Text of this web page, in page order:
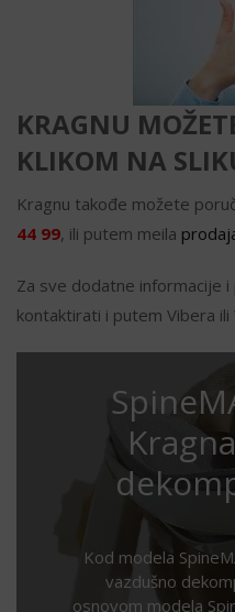
KRAGNU
KLIKOM NA
Kragnu takođe možete
44 99, ili putem meila
Za sve dodatne informacije
kontaktirati i putem Vibera ili
Kod modela
vazdušno
osnovom modela